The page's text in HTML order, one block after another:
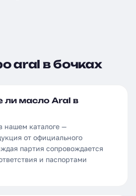
aral в бочках
ли масло Aral в
нашем каталоге —
от официального
партия сопровождается
и паспортами